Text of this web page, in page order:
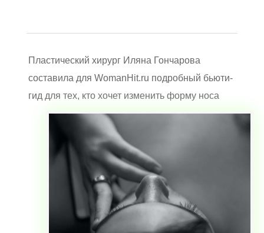
Пластический хирург Иляна Гончарова
составила для WomanHit.ru подробный бьюти-
гид для тех, кто хочет изменить форму носа